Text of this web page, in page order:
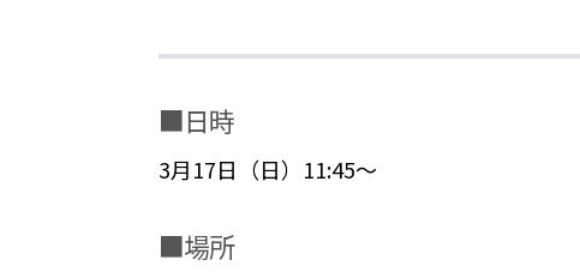
■日時
3月17日（日）11:45～
■場所